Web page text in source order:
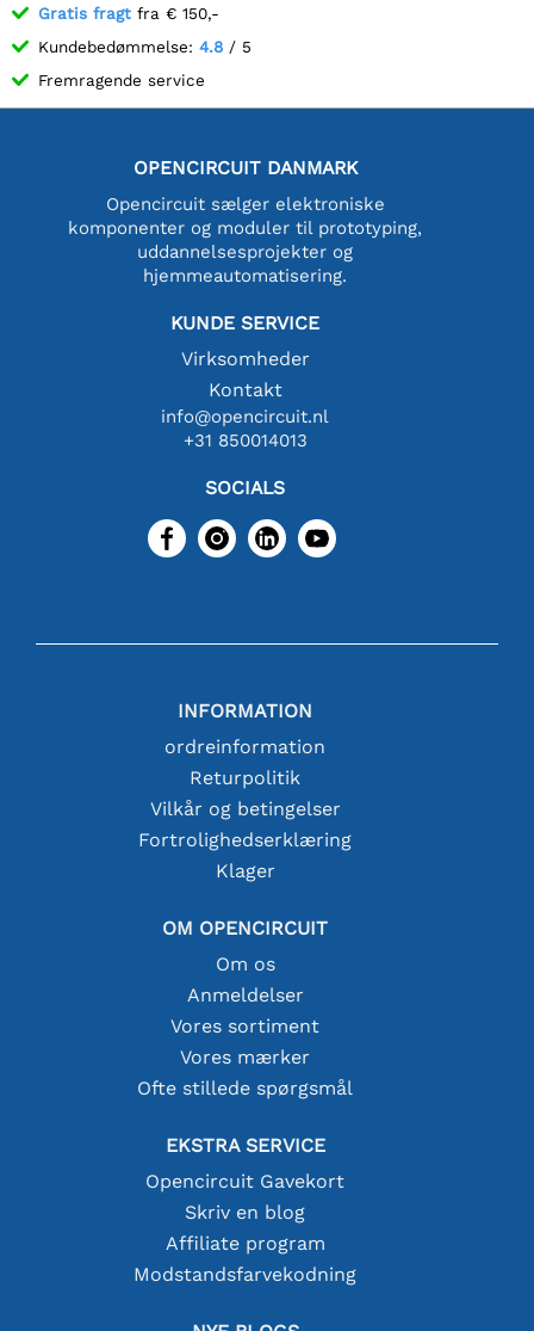
Gratis fragt fra € 150,-
Kundebedømmelse: 4.8 / 5
Fremragende service
OPENCIRCUIT DANMARK
Opencircuit sælger elektroniske
komponenter og moduler til prototyping,
uddannelsesprojekter og
hjemmeautomatisering.
KUNDE SERVICE
Virksomheder
Kontakt
info@opencircuit.nl
+31 850014013
SOCIALS
INFORMATION
ordreinformation
Returpolitik
Vilkår og betingelser
Fortrolighedserklæring
Klager
OM OPENCIRCUIT
Om os
Anmeldelser
Vores sortiment
Vores mærker
Ofte stillede spørgsmål
EKSTRA SERVICE
Opencircuit Gavekort
Skriv en blog
Affiliate program
Modstandsfarvekodning